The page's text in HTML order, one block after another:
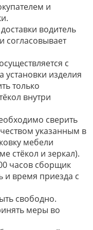
и
водитель
согласовывает
с
установки изделия
только
внутри
сверить
указанным в
мебели
стёкол и зеркал).
часов сборщик
и время приезда с
свободно.
меры во